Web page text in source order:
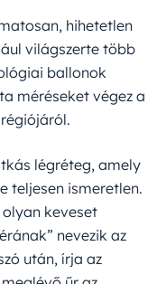
hihetetlen
világszerte több
ballonok
méréseket végez a
légréteg, amely
teljesen ismeretlen.
keveset
nevezik az
után, írja az